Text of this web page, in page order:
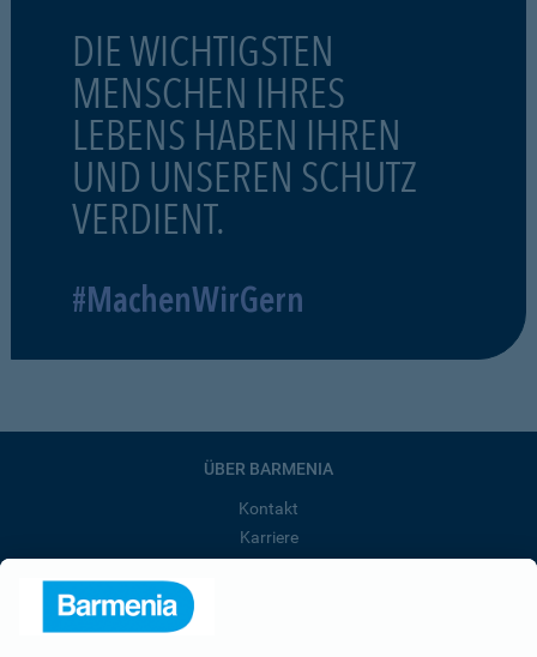
DIE WICHTIGSTEN
MENSCHEN IHRES
LEBENS HABEN IHREN
UND UNSEREN SCHUTZ
VERDIENT.
#MachenWirGern
ÜBER BARMENIA
Kontakt
Karriere